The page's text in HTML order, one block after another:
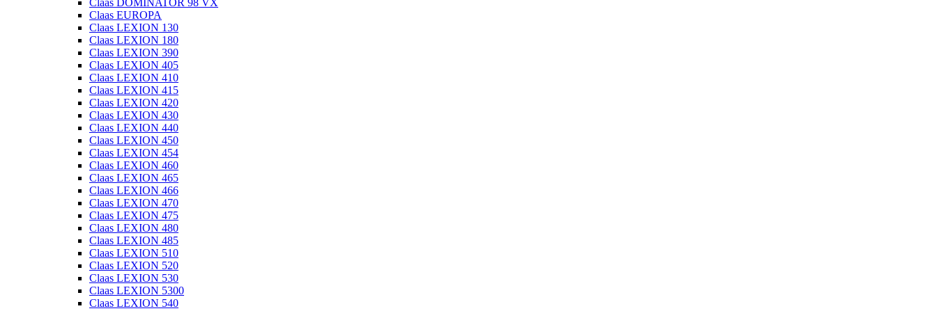
Claas DOMINATOR 98 VX
Claas EUROPA
Claas LEXION 130
Claas LEXION 180
Claas LEXION 390
Claas LEXION 405
Claas LEXION 410
Claas LEXION 415
Claas LEXION 420
Claas LEXION 430
Claas LEXION 440
Claas LEXION 450
Claas LEXION 454
Claas LEXION 460
Claas LEXION 465
Claas LEXION 466
Claas LEXION 470
Claas LEXION 475
Claas LEXION 480
Claas LEXION 485
Claas LEXION 510
Claas LEXION 520
Claas LEXION 530
Claas LEXION 5300
Claas LEXION 540